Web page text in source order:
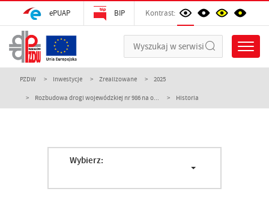
ePUAP BIP Kontrast:
PZDW Inwestycje Zrealizowane 2025
Rozbudowa drogi wojewódzkiej nr 986 na o... Historia
Wybierz: